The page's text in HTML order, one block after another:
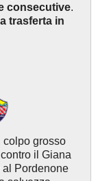
consecutive.
trasferta in
colpo grosso
il Giana
al Pordenone